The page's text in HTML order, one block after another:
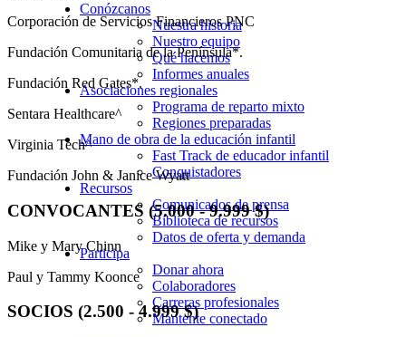
Conózcanos
Nuestra historia
Nuestro equipo
Qué hacemos
Informes anuales
Asociaciones regionales
Programa de reparto mixto
Regiones preparadas
Mano de obra de la educación infantil
Fast Track de educador infantil
Conquistadores
Recursos
Comunicados de prensa
Biblioteca de recursos
Datos de oferta y demanda
Participa
Donar ahora
Colaboradores
Carreras profesionales
Mantente conectado
Corporación de Servicios Financieros PNC
Fundación Comunitaria de la Península*.
Fundación Red Gates*.
Sentara Healthcare^
Virginia Tech^
Fundación John & Janice Wyatt
CONVOCANTES (5.000 - 9.999 $)
Mike y Mary Chinn
Paul y Tammy Koonce
SOCIOS (2.500 - 4.999 $)